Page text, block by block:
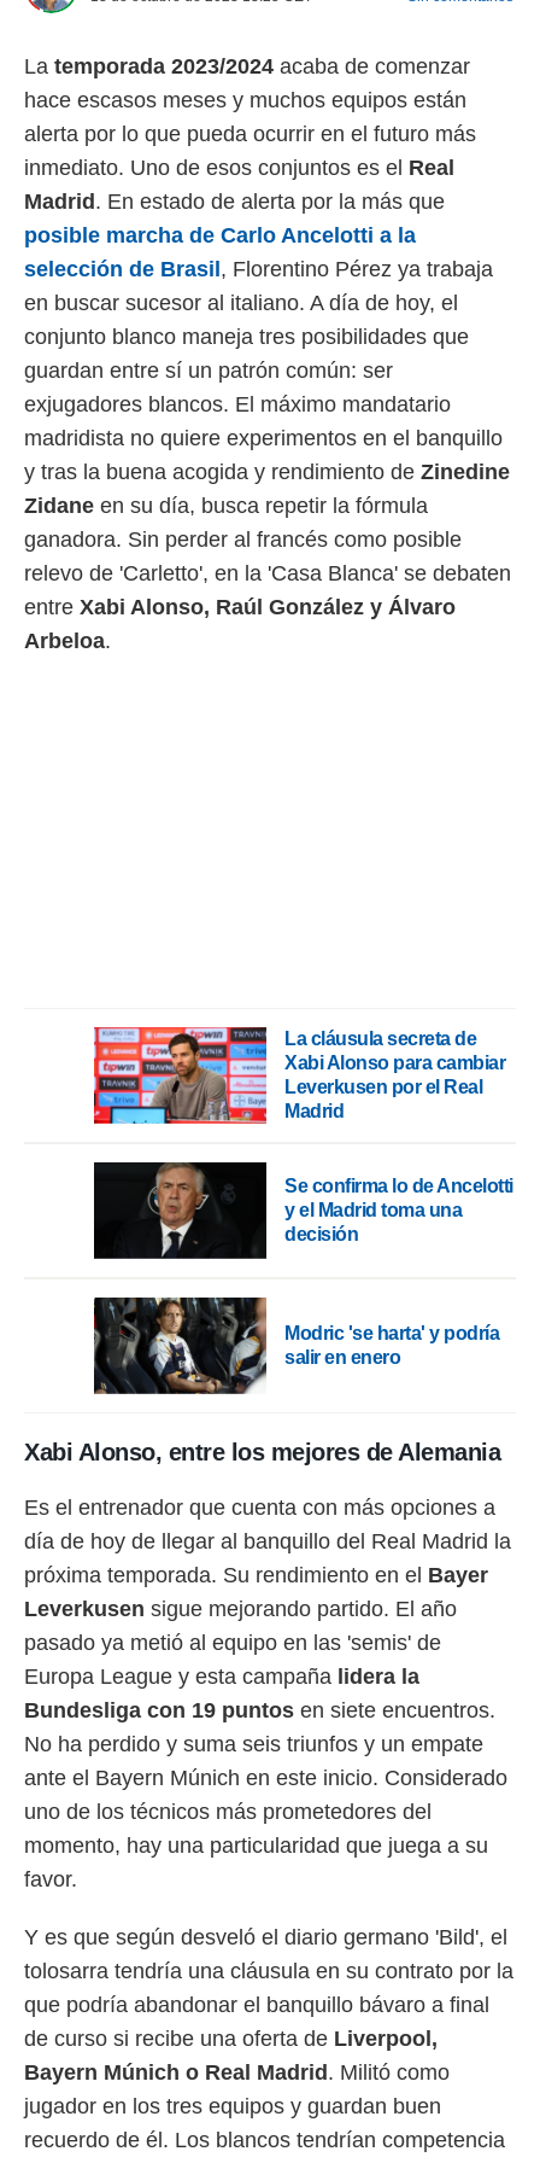
nuestra
y
de
cookies
aceptar
sitio
te
de que
posible
en
interés
a lo que
Para
su
datos
en
en
un
datos
perfiles
La temporada 2023/2024 acaba de comenzar
hace escasos meses y muchos equipos están
alerta por lo que pueda ocurrir en el futuro más
inmediato. Uno de esos conjuntos es el Real
Madrid . En estado de alerta por la más que
posible marcha de Carlo Ancelotti a la
selección de Brasil , Florentino Pérez ya trabaja
en buscar sucesor al italiano. A día de hoy, el
conjunto blanco maneja tres posibilidades que
guardan entre sí un patrón común: ser
exjugadores blancos. El máximo mandatario
madridista no quiere experimentos en el banquillo
y tras la buena acogida y rendimiento de Zinedine
Zidane en su día, busca repetir la fórmula
ganadora. Sin perder al francés como posible
relevo de 'Carletto', en la 'Casa Blanca' se debaten
entre Xabi Alonso, Raúl González y Álvaro
Arbeloa.
La cláusula secreta de
Xabi Alonso para cambiar
Leverkusen por el Real
Madrid
Se confirma lo de Ancelotti
y el Madrid toma una
decisión
Modric 'se harta' y podría
salir en enero
Xabi Alonso, entre los mejores de Alemania
Es el entrenador que cuenta con más opciones a
día de hoy de llegar al banquillo del Real Madrid la
próxima temporada. Su rendimiento en el Bayer
Leverkusen sigue mejorando partido. El año
pasado ya metió al equipo en las 'semis' de
Europa League y esta campaña lidera la
Bundesliga con 19 puntos en siete encuentros.
No ha perdido y suma seis triunfos y un empate
ante el Bayern Múnich en este inicio. Considerado
uno de los técnicos más prometedores del
momento, hay una particularidad que juega a su
favor.
Y es que según desveló el diario germano 'Bild', el
tolosarra tendría una cláusula en su contrato por la
que podría abandonar el banquillo bávaro a final
de curso si recibe una oferta de Liverpool,
Bayern Múnich o Real Madrid . Militó como
jugador en los tres equipos y guardan buen
recuerdo de él. Los blancos tendrían competencia